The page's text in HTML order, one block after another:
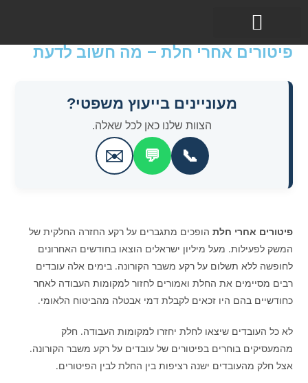
פיטורים אחרי חלת – מה חשוב לדעת
מעוניינים בייעוץ משפטי?
הצוות שלנו כאן לכל שאלה.
📞
💬
✉️
פיטורים אחרי חלת הופכים מתגברים על רקע החזרה החלקית של
המשק לפעילות. מעל מיליון ישראלים הוצאו בחודשים האחרונים
לחופשה ללא תשלום על רקע משבר הקורונה. בימים אלה עובדים
רבים מסיימים את החלת ואמורים לחזור למקומות העבודה לאחר
כחודשיים בהם היו זכאים לקבלת דמי אבטלה מהביטוח הלאומי.
לא כל העובדים שיצאו לחלת יחזרו למקומות העבודה. חלק
מהמעסיקים בוחרים בפיטורים של עובדים על רקע משבר הקורונה.
אצל חלק מהעובדים ישנה רציפות בין החלת לבין הפיטורים.